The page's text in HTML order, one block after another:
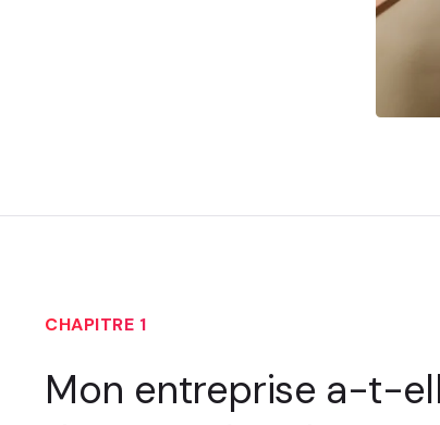
CHAPITRE 1
Mon entreprise a-t-